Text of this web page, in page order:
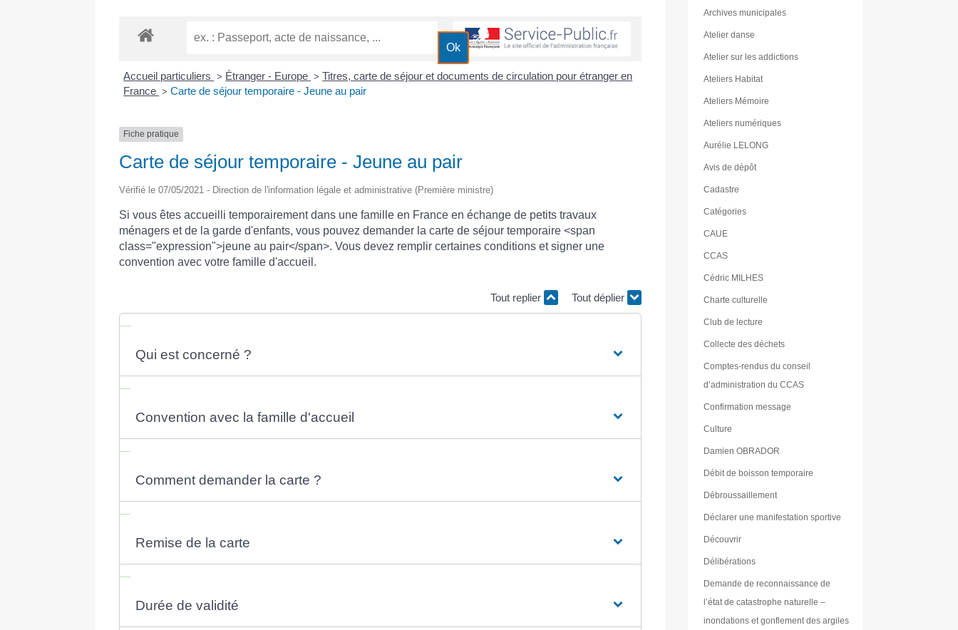
Accueil particuliers > Étranger - Europe > Titres, carte de séjour et documents de circulation pour étranger en
France > Carte de séjour temporaire - Jeune au pair
Fiche pratique
Carte de séjour temporaire - Jeune au pair
Vérifié le 07/05/2021 - Direction de l'information légale et administrative (Première ministre)
Si vous êtes accueilli temporairement dans une famille en France en échange de petits travaux
ménagers et de la garde d'enfants, vous pouvez demander la carte de séjour temporaire <span
class="expression">jeune au pair</span>. Vous devez remplir certaines conditions et signer une
convention avec votre famille d'accueil.
Tout replier Tout déplier
Qui est concerné ?
Convention avec la famille d'accueil
Comment demander la carte ?
Remise de la carte
Durée de validité
Archives municipales
Atelier danse
Atelier sur les addictions
Ateliers Habitat
Ateliers Mémoire
Ateliers numériques
Aurélie LELONG
Avis de dépôt
Cadastre
Catégories
CAUE
CCAS
Cédric MILHES
Charte culturelle
Club de lecture
Collecte des déchets
Comptes-rendus du conseil
d’administration du CCAS
Confirmation message
Culture
Damien OBRADOR
Débit de boisson temporaire
Débroussaillement
Déclarer une manifestation sportive
Découvrir
Délibérations
Demande de reconnaissance de
l’état de catastrophe naturelle –
inondations et gonflement des argiles